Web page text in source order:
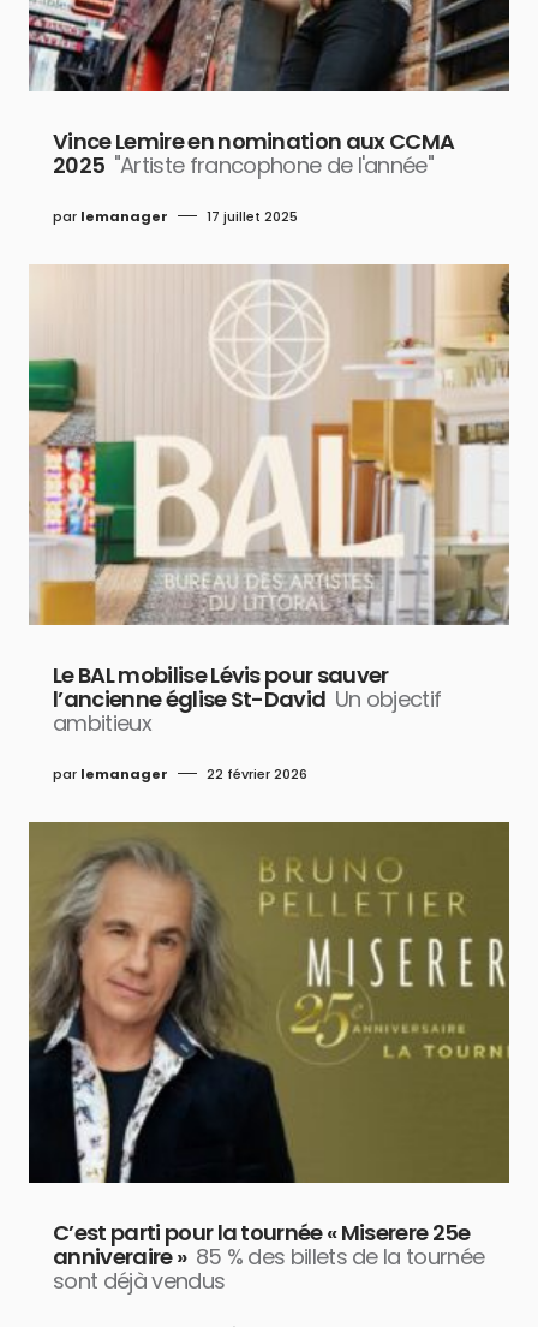
Vince Lemire en nomination aux CCMA
2025 "Artiste francophone de l'année"
par lemanager 17 juillet 2025
Le BAL mobilise Lévis pour sauver
l’ancienne église St-David Un objectif
ambitieux
par lemanager 22 février 2026
C’est parti pour la tournée « Miserere 25e
anniveraire » 85 % des billets de la tournée
sont déjà vendus